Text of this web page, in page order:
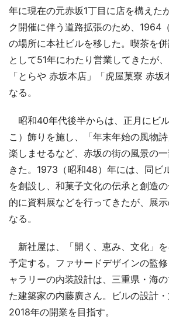
年に現在の元赤坂1丁目に店を構えた
ク開催に伴う道路拡張のため、1964
の場所に本社ビルを移した。喫茶を併
として51年にわたり営業してきたが
「とらや 赤坂本店」「虎屋菓寮 赤坂
なる。
昭和40年代後半からは、正月にビ
こ）飾りを施し、「年末年始の風物
楽しませるなど、赤坂の街の風景の
きた。1973（昭和48）年には、同ビ
を創設し、和菓子文化の伝承と創造
的に資料展などを行ってきたが、展
なる。
新社屋は、「開く、恵み、文化」
予定する。ファサードデザインの監
ャラリーの内装設計は、三重県・海
た建築家の内藤廣さん。ビルの設計・
2018年の開業を目指す。